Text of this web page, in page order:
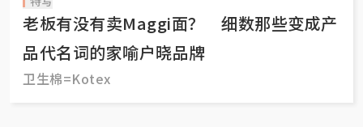
老板有没有卖Maggi面？ 细数那些变成产
品代名词的家喻户晓品牌
卫生棉=Kotex